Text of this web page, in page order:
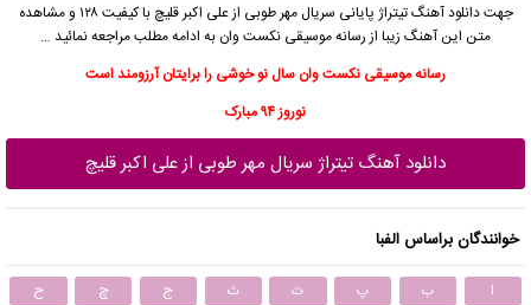
جهت دانلود آهنگ تیتراژ پایانی سریال مهر طوبی ازعلی اکبر قلیچ
با کیفیت ۱۲۸ و مشاهده
متن این آهنگ زیبا از رسانه موسیقی نکست وان به ادامه مطلب مراجعه نمائید …
رسانه موسیقی نکست وان سال نو خوشی را برایتان آرزومند است
نوروز ۹۴ مبارک
دانلود آهنگ تیتراژ سریال مهر طوبی از علی اکبر قلیچ
خوانندگان براساس الفبا
ا ب پ ت ث ج چ
ح